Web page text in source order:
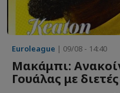
Euroleague | 09/08 - 14:40
Μακάμπι:
Γουάλας με